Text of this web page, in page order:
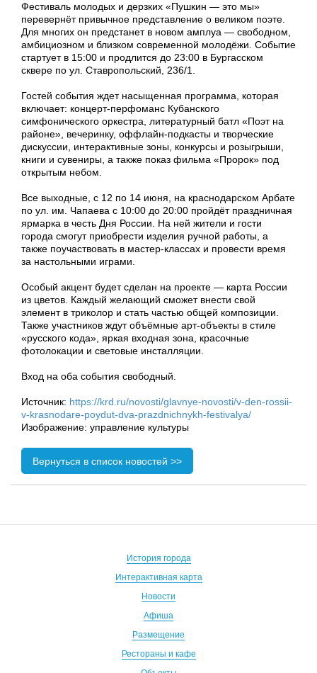
Фестиваль молодых и дерзких «Пушкин — это мы»
перевернёт привычное представление о великом поэте.
Для многих он предстанет в новом амплуа — свободном,
амбициозном и близком современной молодёжи. Событие
стартует в 15:00 и продлится до 23:00 в Бургасском
сквере по ул. Ставропольский, 236/1.
Гостей события ждет насыщенная программа, которая
включает: концерт-перфоманс Кубанского
симфонического оркестра, литературный батл «Поэт на
районе», вечеринку, оффлайн-подкасты и творческие
дискуссии, интерактивные зоны, конкурсы и розыгрыши,
книги и сувениры, а также показ фильма «Пророк» под
открытым небом.
Все выходные, с 12 по 14 июня, на краснодарском Арбате
по ул. им. Чапаева с 10:00 до 20:00 пройдёт праздничная
ярмарка в честь Дня России. На ней жители и гости
города смогут приобрести изделия ручной работы, а
также поучаствовать в мастер-классах и провести время
за настольными играми.
Особый акцент будет сделан на проекте — карта России
из цветов. Каждый желающий сможет внести свой
элемент в триколор и стать частью общей композиции.
Также участников ждут объёмные арт-объекты в стиле
«русского кода», яркая входная зона, красочные
фотолокации и световые инсталляции.
Вход на оба события свободный.
Источник: https://krd.ru/novosti/glavnye-novosti/v-den-rossii-
v-krasnodare-poydut-dva-prazdnichnykh-festivalya/
Изображение: управление культуры
Вернуться в список новостей >>
История города
Интерактивная карта
Новости
Афиша
Размещение
Рестораны и кафе